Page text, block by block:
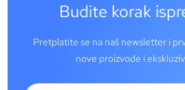
Budite korak
Pretplatite se na naš newsletter i
nove proizvode i